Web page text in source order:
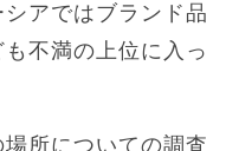
アではブランド品
不満の上位に入っ
所についての調査